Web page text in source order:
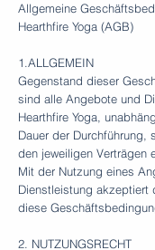
Allgemeine
Hearthfire Yoga (AGB)
1.ALLGEMEIN
Gegenstand dieser
sind alle Angebote und
Hearthfire Yoga,
Dauer der Durchführung,
den jeweiligen Verträgen
Mit der Nutzung eines
Dienstleistung akzeptiert
diese
2. NUTZUNGSRECHT